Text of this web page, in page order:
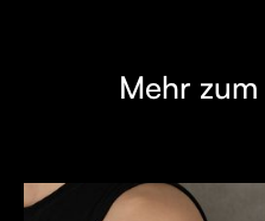
Mehr